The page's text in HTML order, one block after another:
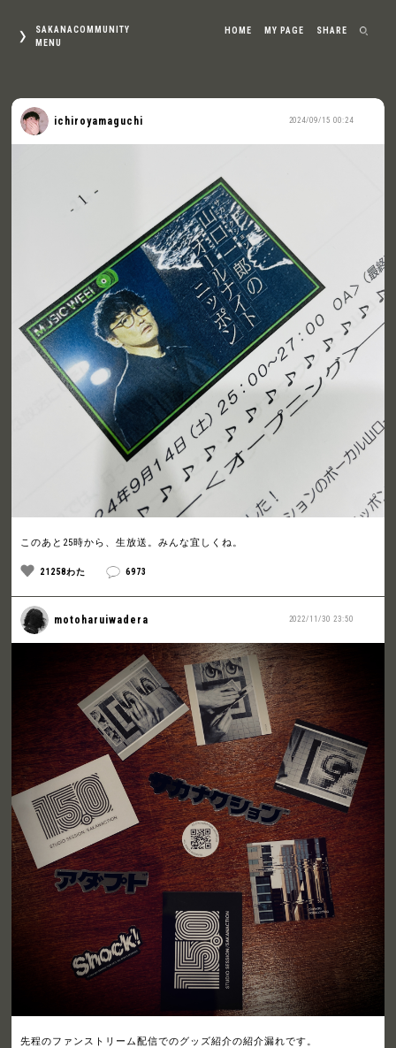
SAKANACOMMUNITY
MENU
HOME MY PAGE SHARE
2024/09/15 00:24
ichiroyamaguchi
このあと25時から、生放送。みんな宜しくね。
21258わた 6973
2022/11/30 23:50
motoharuiwadera
先程のファンストリーム配信でのグッズ紹介の紹介漏れです。